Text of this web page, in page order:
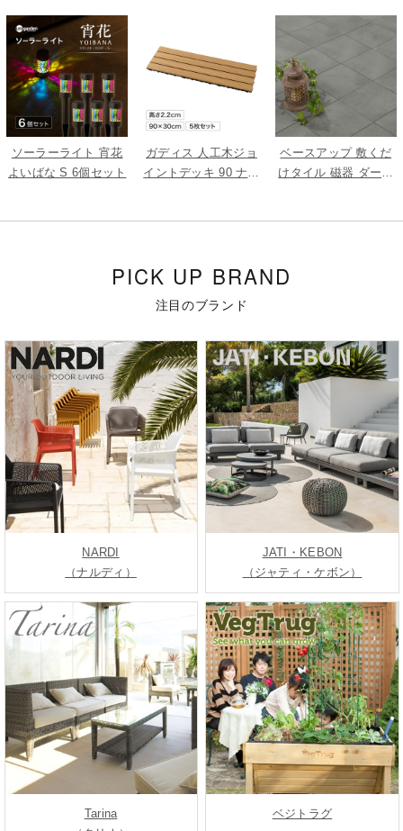
ト
ソーラーライト 宵花
よいばな S 6個セット
ガディス 人工木ジョ
イントデッキ 90 ナチ
ベースアップ 敷くだ
けタイル 磁器 ダーク
PICK UP BRAND
注目のブランド
NARDI
（ナルディ）
JATI・KEBON
（ジャティ・ケボン）
Tarina
ベジトラグ